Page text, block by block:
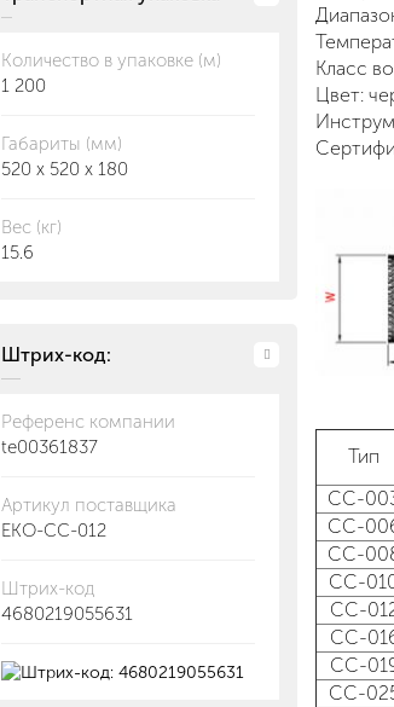
Количество в упаковке (м)
1 200
Габариты (мм)
520 x 520 x 180
Вес (кг)
15.6
Штрих-код:
Референс компании
te00361837
Артикул поставщика
EKO-CC-012
Штрих-код
4680219055631
Класс
Цвет:
Тип
СС-
СС-
СС-
СС-
СС-
СС-
СС-
СС-